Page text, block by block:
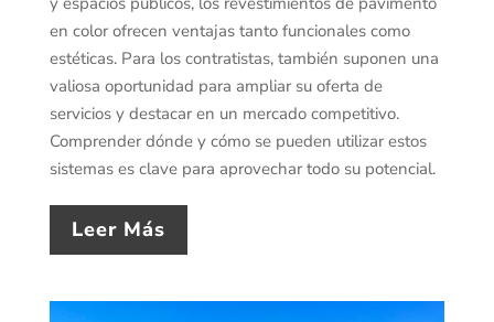
en color ofrecen ventajas tanto funcionales como
estéticas. Para los contratistas, también suponen una
valiosa oportunidad para ampliar su oferta de
servicios y destacar en un mercado competitivo.
Comprender dónde y cómo se pueden utilizar estos
sistemas es clave para aprovechar todo su potencial.
Leer Más